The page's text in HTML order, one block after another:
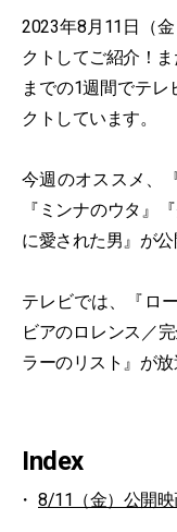
2023年8月11日（
クトしてご紹介！
までの1週間でテレ
クトしています。
今週のオススメ、
『ミンナのウタ』
に愛された男』が公
テレビでは、『ロ
ビアのロレンス／
ラーのリスト』が
Index
8/11（金）公開映